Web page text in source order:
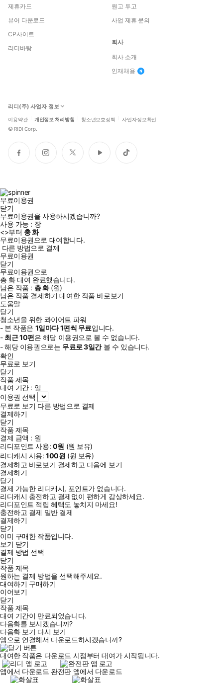
제휴카드
뷰어 다운로드
CP사이트
리디바탕
원고 투고
사업 제휴 문의
회사
회사 소개
인재채용
리디(주) 사업자 정보
이용약관 개인정보 처리방침 청소년보호정책 사업자정보확인
© RIDI Corp.
페
이
인
스
트
위
유
튜
틱
톡
무료이용권
닫기
무료이용권을 사용하시겠습니까?
사용 가능 : 장
<>부터 총화
무료이용권으로 대여합니다.
다른 방법으로 결제
무료이용권
닫기
무료이용권으로
총 화대여 완료했습니다.
남은 작품 : 총화(원)
남은 작품 결제하기 대여한 작품 바로보기
도움말
닫기
청소년을 위한 콰이어트 파워
- 본 작품은 1일마다1편씩 무료입니다.
- 최근10편은 해당 이용권으로 볼 수 없습니다.
- 해당 이용권으로는 무료로3일간볼 수 있습니다.
확인
무료로 보기
닫기
작품 제목
대여 기간 : 일
이용권 선택
무료로 보기 다른 방법으로 결제
결제하기
닫기
작품 제목
결제 금액 : 원
리디포인트 사용: 0원 (원 보유)
리디캐시 사용:100원 (원 보유)
결제하고 바로보기 결제하고 다음에 보기
결제하기
닫기
결제 가능한 리디캐시, 포인트가 없습니다.
리디캐시 충전하고 결제없이 편하게 감상하세요.
리디포인트 적립 혜택도 놓치지 마세요!
충전하고 결제 일반 결제
결제하기
닫기
이미 구매한 작품입니다.
보기 닫기
결제 방법 선택
닫기
작품 제목
원하는 결제 방법을 선택해주세요.
대여하기 구매하기
이어보기
닫기
작품 제목
대여 기간이 만료되었습니다.
다음화를 보시겠습니까?
다음화 보기 다시 보기
앱으로 연결해서 다운로드하시겠습니까?
대여한 작품은 다운로드 시점부터 대여가 시작됩니다.
앱에서 다운로드 완전판 앱에서 다운로드